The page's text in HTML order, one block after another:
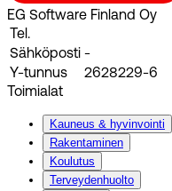
EG Software Finland Oy
Tel.
Sähköposti -
Y-tunnus
2628229-6
Toimialat
Kauneus & hyvinvointi
Rakentaminen
Koulutus
Terveydenhuolto